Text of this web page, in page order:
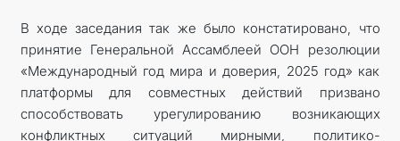
В ходе заседания так же было констатировано, что
принятие Генеральной Ассамблеей ООН резолюции
«Международный год мира и доверия, 2025 год» как
платформы для совместных действий призвано
способствовать урегулированию возникающих
конфликтных ситуаций мирными, политико-